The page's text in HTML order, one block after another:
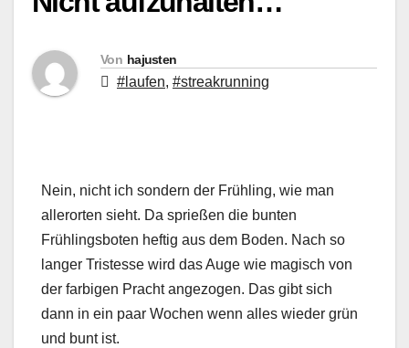
Von hajusten
#laufen, #streakrunning
Nein, nicht ich sondern der Frühling, wie man
allerorten sieht. Da sprießen die bunten
Frühlingsboten heftig aus dem Boden. Nach so
langer Tristesse wird das Auge wie magisch von
der farbigen Pracht angezogen. Das gibt sich
dann in ein paar Wochen wenn alles wieder grün
und bunt ist.